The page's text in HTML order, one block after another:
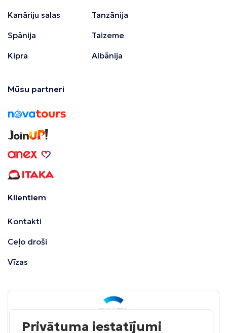
Kanāriju salas
Spānija
Kipra
Tanzānija
Taizeme
Albānija
Mūsu partneri
Klientiem
Kontakti
Ceļo droši
Vīzas
Privātuma iestatījumi